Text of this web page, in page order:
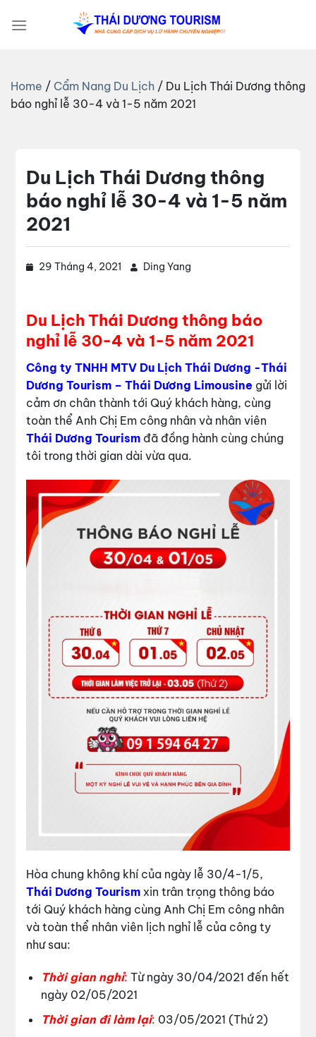
qua
Home / Cẩm Nang Du Lịch / Du Lịch Thái Dương thông
báo nghỉ lễ 30-4 và 1-5 năm 2021
Du Lịch Thái Dương thông
báo nghỉ lễ 30-4 và 1-5 năm
2021
29 Tháng 4, 2021 Ding Yang
Du Lịch Thái Dương thông báo
nghỉ lễ 30-4 và 1-5 năm 2021
Công ty TNHH MTV Du Lịch Thái Dương -Thái
Dương Tourism – Thái Dương Limousine gửi lời
cảm ơn chân thành tới Quý khách hàng, cùng
toàn thể Anh Chị Em công nhân và nhân viên
Thái Dương Tourism đã đồng hành cùng chúng
tôi trong thời gian dài vừa qua.
Hòa chung không khí của ngày lễ 30/4-1/5,
Thái Dương Tourism xin trân trọng thông báo
tới Quý khách hàng cùng Anh Chị Em công nhân
và toàn thể nhân viên lịch nghỉ lễ của công ty
như sau:
Thời gian nghỉ: Từ ngày 30/04/2021 đến hết
ngày 02/05/2021
Thời gian đi làm lại: 03/05/2021 (Thứ 2)